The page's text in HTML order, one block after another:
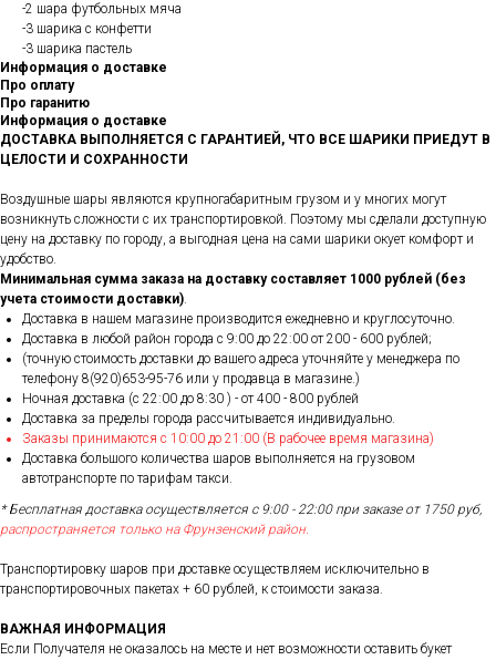
-2 шара футбольных мяча
-3 шарика с конфетти
-3 шарика пастель
Информация о доставке
Про оплату
Про гаранитю
Информация о доставке
ДОСТАВКА ВЫПОЛНЯЕТСЯ С ГАРАНТИЕЙ, ЧТО ВСЕ ШАРИКИ ПРИЕДУТ В
ЦЕЛОСТИ И СОХРАННОСТИ
Воздушные шары являются крупногабаритным грузом и у многих могут
возникнуть сложности с их транспортировкой. Поэтому мы сделали доступную
цену на доставку по городу, а выгодная цена на сами шарики окует комфорт и
удобство.
Минимальная сумма заказа на доставку составляет 1000 рублей (без
учета стоимости доставки).
Доставка в нашем магазине производится ежедневно и круглосуточно.
Доставка в любой район города c 9:00 до 22:00 от 200 - 600 рублей;
(точную стоимость доставки до вашего адреса уточняйте у менеджера по
телефону 8(920)653-95-76 или у продавца в магазине.)
Ночная доставка (с 22:00 до 8:30 ) - от 400 - 800 рублей
Доставка за пределы города рассчитывается индивидуально.
Заказы принимаются с 10:00 до 21:00 (В рабочее время магазина)
Доставка большого количества шаров выполняется на грузовом
автотранспорте по тарифам такси.
* Бесплатная доставка осуществляется с 9:00 - 22:00 при заказе от 1750 руб,
распространяется только на Фрунзенский район.
Транспортировку шаров при доставке осуществляем исключительно в
транспортировочных пакетах + 60 рублей, к стоимости заказа.
ВАЖНАЯ ИНФОРМАЦИЯ
Если Получателя не оказалось на месте и нет возможности оставить букет